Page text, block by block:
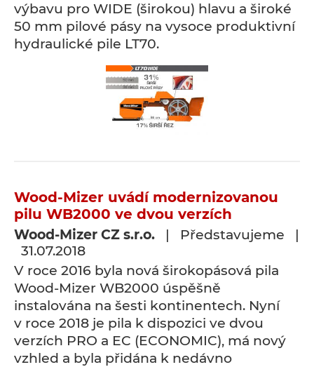
výbavu pro WIDE (širokou) hlavu a široké
50 mm pilové pásy na vysoce produktivní
hydraulické pile LT70.
Wood-Mizer uvádí modernizovanou
pilu WB2000 ve dvou verzích
Wood-Mizer CZ s.r.o. | Představujeme |
31.07.2018
V roce 2016 byla nová širokopásová pila
Wood-Mizer WB2000 úspěšně
instalována na šesti kontinentech. Nyní
v roce 2018 je pila k dispozici ve dvou
verzích PRO a EC (ECONOMIC), má nový
vzhled a byla přidána k nedávno